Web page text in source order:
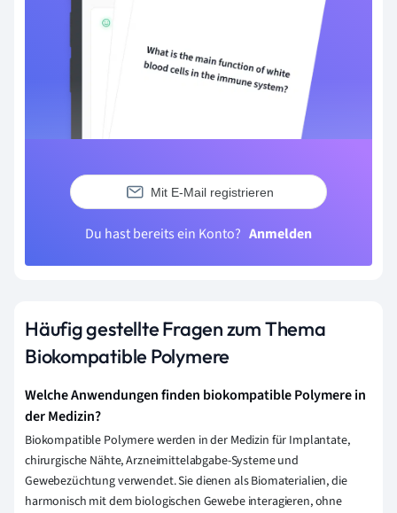
Mit E-Mail registrieren
Du hast bereits ein Konto? Anmelden
Häufig gestellte Fragen zum Thema
Biokompatible Polymere
Welche Anwendungen finden biokompatible Polymere in
der Medizin?
Biokompatible Polymere werden in der Medizin für Implantate,
chirurgische Nähte, Arzneimittelabgabe-Systeme und
Gewebezüchtung verwendet. Sie dienen als Biomaterialien, die
harmonisch mit dem biologischen Gewebe interagieren, ohne